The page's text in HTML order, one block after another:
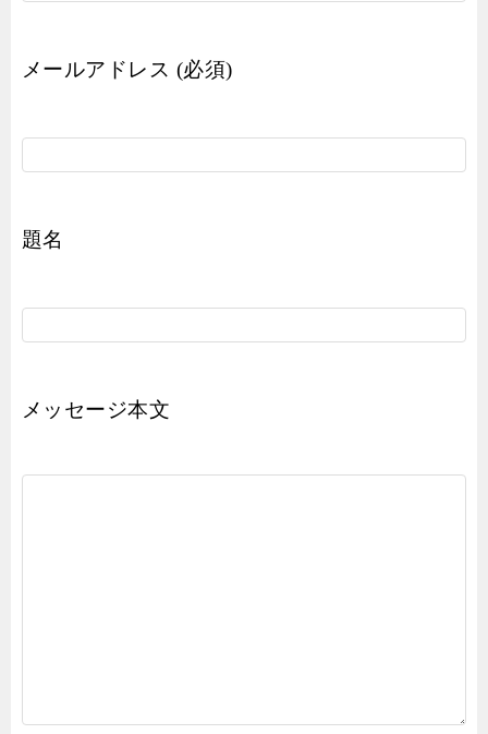
メールアドレス (必須)
題名
メッセージ本文